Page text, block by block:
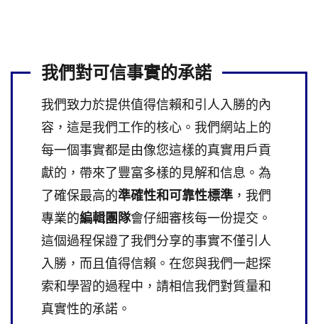
我們對可信事實的承諾
我們致力於提供值得信賴和引人入勝的內
容，這是我們工作的核心。我們網站上的
每一個事實都是由像您這樣的真實用戶貢
獻的，帶來了豐富多樣的見解和信息。為
了確保最高的準確性和可靠性標準 ，我們
專業的編輯團隊會仔細審核每一份提交。
這個過程保證了我們分享的事實不僅引人
入勝，而且值得信賴。在您與我們一起探
索和學習的過程中，請相信我們對質量和
真實性的承諾。